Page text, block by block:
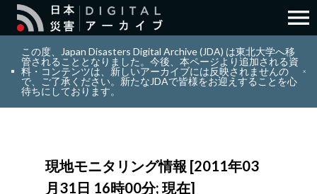
search 検索
layers コレクション
info_outline リソース
menu
この度、Japan Disasters Digital Archive (JDA) は東北大学へ移
管されることとなりました。今後、本ページより追加される資
料・コンテンツは、新しいアーカイブには反映されませんの
で、ご了承ください。新たなJDAで皆様をお迎えすることを心
待ちにしております。
現地モニタリング情報 [2011年03
月31日 16時00分; 現在]